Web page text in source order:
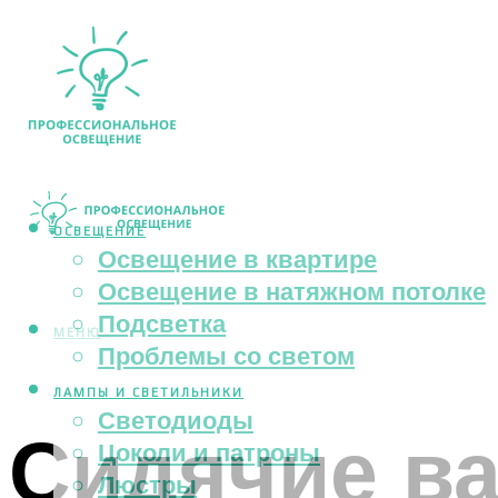
ОСВЕЩЕНИЕ
Освещение в квартире
Освещение в натяжном потолке
Подсветка
Проблемы со светом
ЛАМПЫ И СВЕТИЛЬНИКИ
Светодиоды
Цоколи и патроны
Люстры
МЕНЮ
Сидячие